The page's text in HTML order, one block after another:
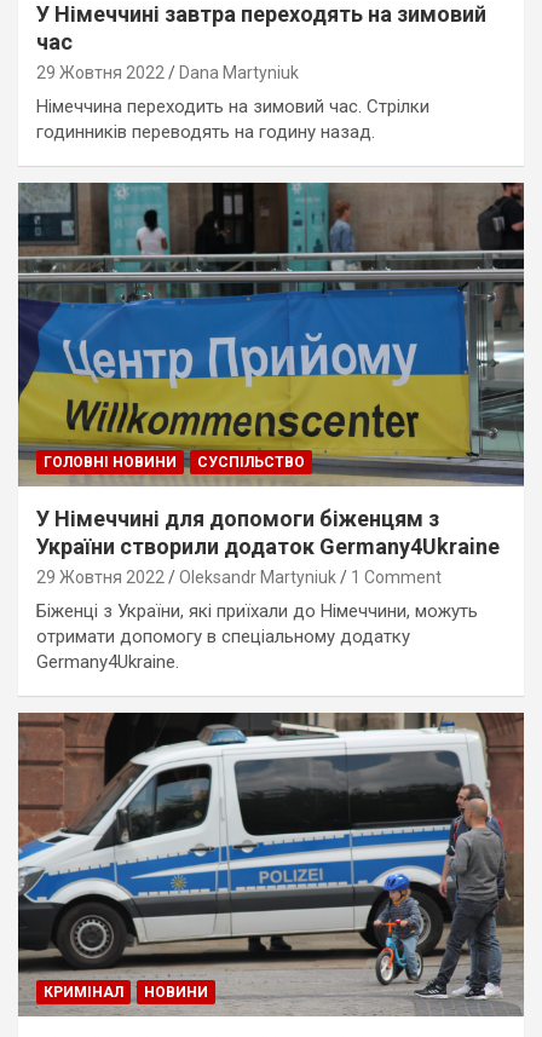
У Німеччині завтра переходять на зимовий
час
29 Жовтня 2022 Dana Martyniuk
Німеччина переходить на зимовий час. Стрілки
годинників переводять на годину назад.
ГОЛОВНІ НОВИНИ СУСПІЛЬСТВО
У Німеччині для допомоги біженцям з
України створили додаток Germany4Ukraine
29 Жовтня 2022 Oleksandr Martyniuk 1 Comment
Біженці з України, які приїхали до Німеччини, можуть
отримати допомогу в спеціальному додатку
Germany4Ukraine.
КРИМІНАЛ НОВИНИ